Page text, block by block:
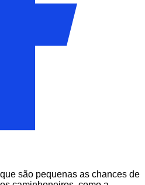
são pequenas as chances de